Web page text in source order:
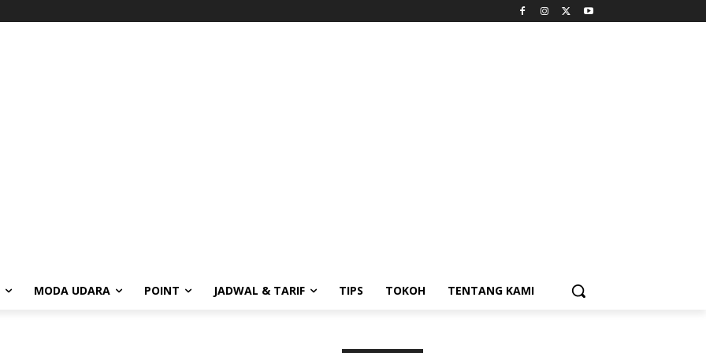
MODA UDARA POINT JADWAL & TARIF TIPS TOKOH TENTANG KAMI